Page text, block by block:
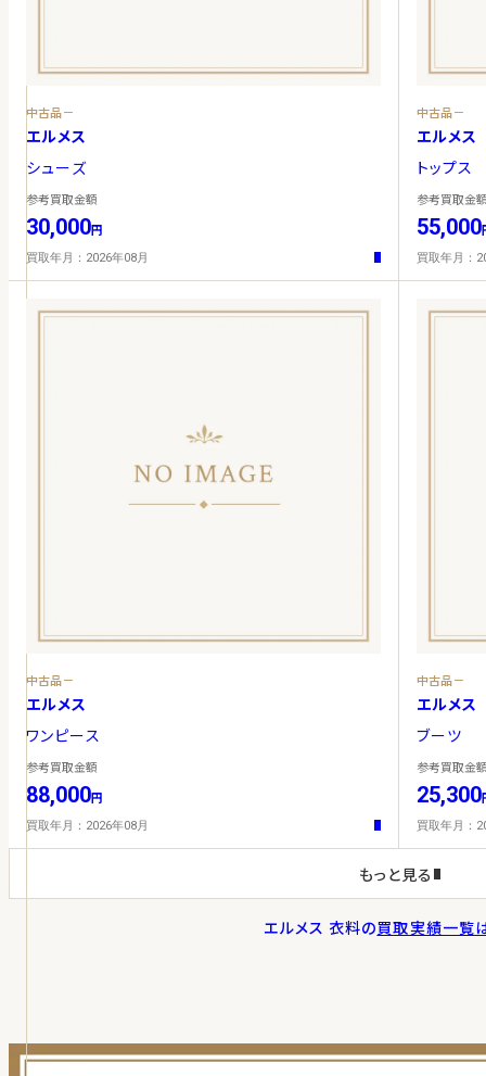
中古品－
エルメス
シューズ
参考買取金額
30,000円
買取年月：2026年08月
中古品－
エルメス
トップス
参考買取金
55,000
買取年月：
中古品－
エルメス
ワンピース
参考買取金額
88,000円
買取年月：2026年08月
中古品－
エルメス
ブーツ
参考買取金
25,300
買取年月：
もっと見る
エルメス 衣料の買取実績一覧